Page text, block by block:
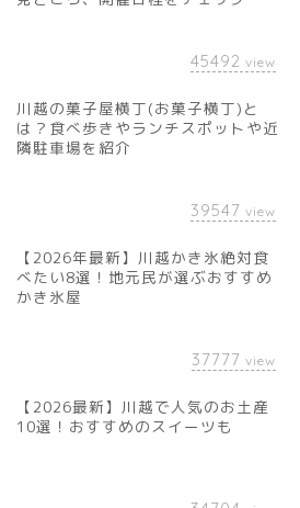
45492 view
川越の菓子屋横丁(お菓子横丁)と
は？食べ歩きやランチスポットや近
隣駐車場を紹介
39547 view
【2026年最新】川越かき氷絶対食
べたい8選！地元民が選ぶおすすめ
かき氷屋
37777 view
【2026最新】川越で人気のお土産
10選！おすすめのスイーツも